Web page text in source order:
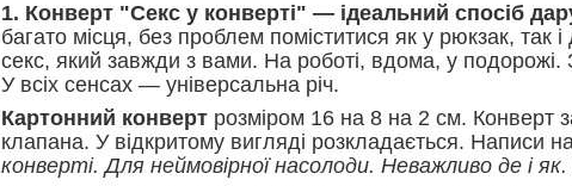
1. Конверт "Секс у конверті" — ідеальний спосіб
багато місця, без проблем поміститися як у рюкзак, так
секс, який завжди з вами. На роботі, вдома, у подорожі.
У всіх сенсах — універсальна річ.
Картонний конверт розміром 16 на 8 на 2 см. Конверт
клапана. У відкритому вигляді розкладається. Написи
конверті. Для неймовірної насолоди. Неважливо де і